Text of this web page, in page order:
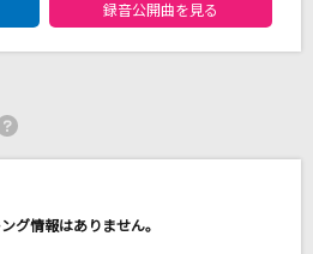
録音公開曲を見る